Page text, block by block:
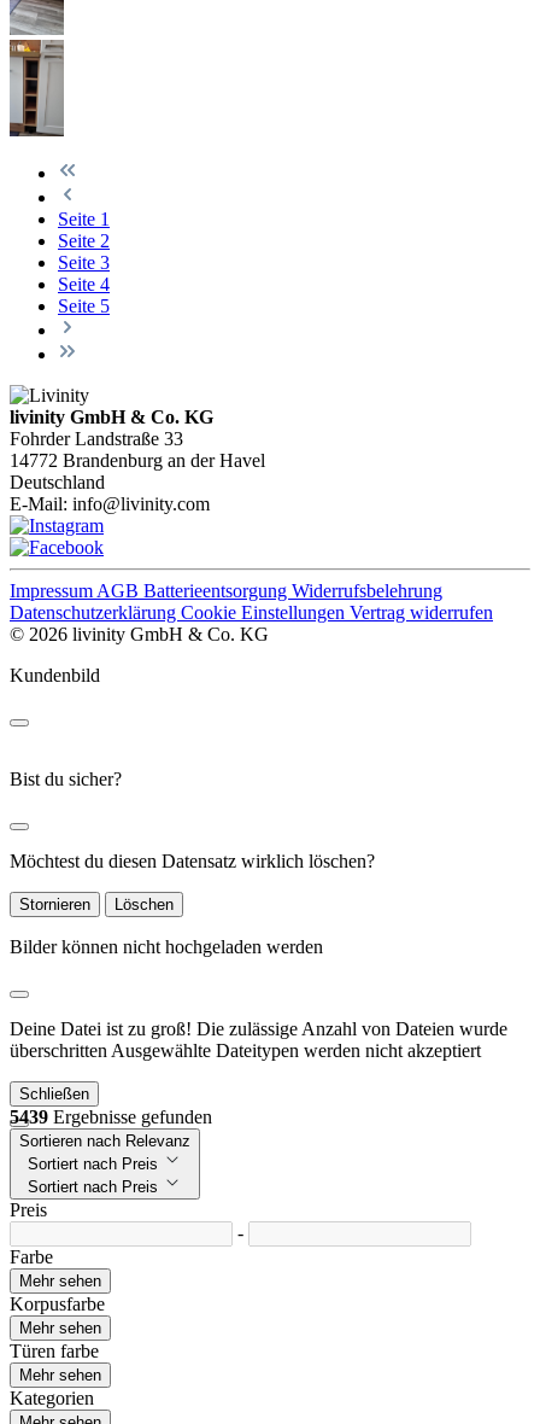
Seite 1
Seite 2
Seite 3
Seite 4
Seite 5
livinity GmbH & Co. KG
Fohrder Landstraße 33
14772 Brandenburg an der Havel
Deutschland
E-Mail: info@livinity.com
Impressum AGB Batterieentsorgung Widerrufsbelehrung
Datenschutzerklärung Cookie Einstellungen Vertrag widerrufen
© 2026 livinity GmbH & Co. KG
Kundenbild
Bist du sicher?
Möchtest du diesen Datensatz wirklich löschen?
Stornieren Löschen
Bilder können nicht hochgeladen werden
Deine Datei ist zu groß! Die zulässige Anzahl von Dateien wurde
überschritten Ausgewählte Dateitypen werden nicht akzeptiert
Schließen
5439 Ergebnisse gefunden
Sortieren nach Relevanz
Sortiert nach Preis
Sortiert nach Preis
Preis
-
Farbe
Mehr sehen
Korpusfarbe
Mehr sehen
Türen farbe
Mehr sehen
Kategorien